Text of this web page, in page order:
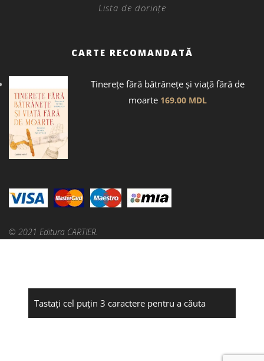
Lista de dorințe
CARTE RECOMANDATĂ
Tinerețe fără bătrânețe și viață fără de
moarte 169.00 MDL
© 2021 Editura CARTIER.